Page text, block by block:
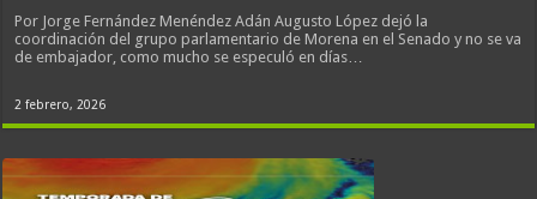
Por Jorge Fernández Menéndez Adán Augusto López dejó la
coordinación del grupo parlamentario de Morena en el Senado y no se va
de embajador, como mucho se especuló en días…
2 febrero, 2026